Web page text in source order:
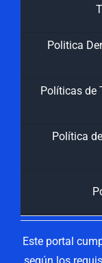
Politica
Políticas de
Política
Este portal
según los